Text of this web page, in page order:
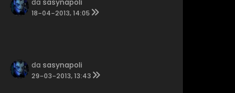
da sasynapoli
18-04-2013, 14:05
da sasynapoli
29-03-2013, 13:43